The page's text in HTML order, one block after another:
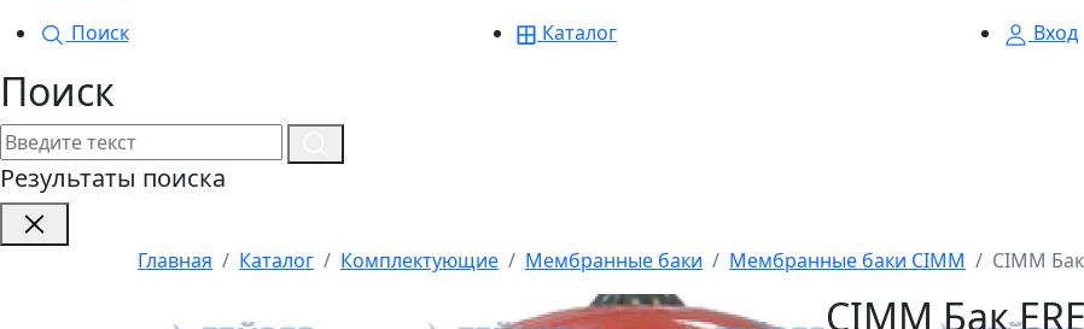
Поиск
Каталог Вход
Поиск
Результаты поиска
Главная Каталог Комплектующие Мембранные баки Мембранные баки CIMM CIMM
CIMM Бак